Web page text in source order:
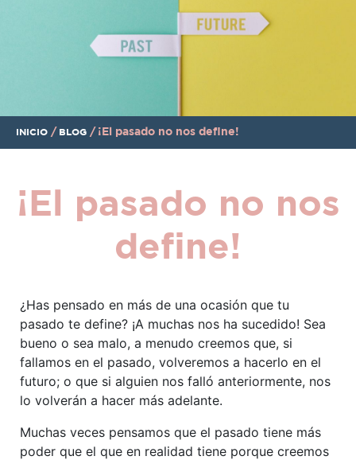
INICIO / BLOG / ¡El pasado no nos define!
¡El pasado no nos
define!
¿Has pensado en más de una ocasión que tu
pasado te define? ¡A muchas nos ha sucedido! Sea
bueno o sea malo, a menudo creemos que, si
fallamos en el pasado, volveremos a hacerlo en el
futuro; o que si alguien nos falló anteriormente, nos
lo volverán a hacer más adelante.
Muchas veces pensamos que el pasado tiene más
poder que el que en realidad tiene porque creemos